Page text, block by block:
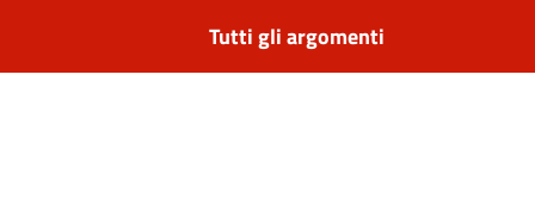
Tutti gli argomenti